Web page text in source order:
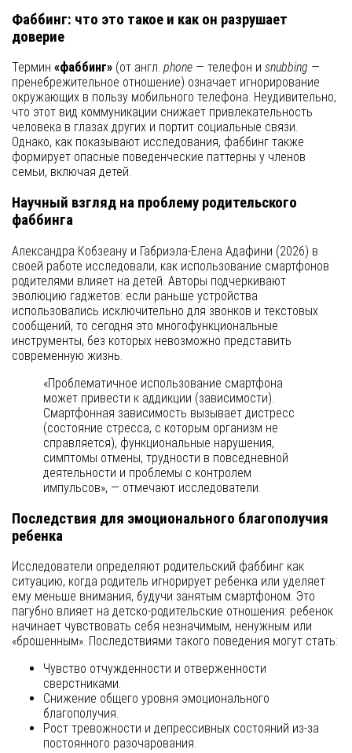
Фаббинг: что это такое и как он разрушает
доверие
Термин «фаббинг» (от англ. phone — телефон и snubbing —
пренебрежительное отношение) означает игнорирование
окружающих в пользу мобильного телефона. Неудивительно,
что этот вид коммуникации снижает привлекательность
человека в глазах других и портит социальные связи.
Однако, как показывают исследования, фаббинг также
формирует опасные поведенческие паттерны у членов
семьи, включая детей.
Научный взгляд на проблему родительского
фаббинга
Александра Кобзеану и Габриэла-Елена Адафини (2026) в
своей работе исследовали, как использование смартфонов
родителями влияет на детей. Авторы подчеркивают
эволюцию гаджетов: если раньше устройства
использовались исключительно для звонков и текстовых
сообщений, то сегодня это многофункциональные
инструменты, без которых невозможно представить
современную жизнь.
«Проблематичное использование смартфона
может привести к аддикции (зависимости).
Смартфонная зависимость вызывает дистресс
(состояние стресса, с которым организм не
справляется), функциональные нарушения,
симптомы отмены, трудности в повседневной
деятельности и проблемы с контролем
импульсов», — отмечают исследователи.
Последствия для эмоционального благополучия
ребенка
Исследователи определяют родительский фаббинг как
ситуацию, когда родитель игнорирует ребенка или уделяет
ему меньше внимания, будучи занятым смартфоном. Это
пагубно влияет на детско-родительские отношения: ребенок
начинает чувствовать себя незначимым, ненужным или
«брошенным». Последствиями такого поведения могут стать:
Чувство отчужденности и отверженности
сверстниками.
Снижение общего уровня эмоционального
благополучия.
Рост тревожности и депрессивных состояний из-за
постоянного разочарования.